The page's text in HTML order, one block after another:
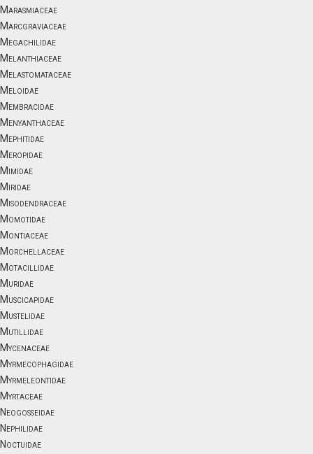
Marasmiaceae
Marcgraviaceae
Megachilidae
Melanthiaceae
Melastomataceae
Meloidae
Membracidae
Menyanthaceae
Mephitidae
Meropidae
Mimidae
Miridae
Misodendraceae
Momotidae
Montiaceae
Morchellaceae
Motacillidae
Muridae
Muscicapidae
Mustelidae
Mutillidae
Mycenaceae
Myrmecophagidae
Myrmeleontidae
Myrtaceae
Neogosseidae
Nephilidae
Noctuidae